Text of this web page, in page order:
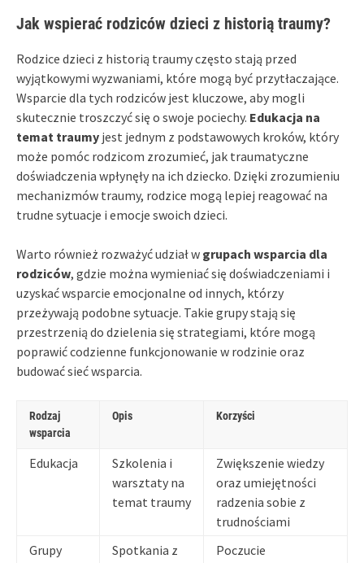
Jak wspierać rodziców dzieci z historią traumy?
Rodzice dzieci z historią traumy często stają przed
wyjątkowymi wyzwaniami, które mogą być przytłaczające.
Wsparcie dla tych rodziców jest kluczowe, aby mogli
skutecznie troszczyć się o swoje pociechy. Edukacja na
temat traumy jest jednym z podstawowych kroków, który
może pomóc rodzicom zrozumieć, jak traumatyczne
doświadczenia wpłynęły na ich dziecko. Dzięki zrozumieniu
mechanizmów traumy, rodzice mogą lepiej reagować na
trudne sytuacje i emocje swoich dzieci.
Warto również rozważyć udział w grupach wsparcia dla
rodziców, gdzie można wymieniać się doświadczeniami i
uzyskać wsparcie emocjonalne od innych, którzy
przeżywają podobne sytuacje. Takie grupy stają się
przestrzenią do dzielenia się strategiami, które mogą
poprawić codzienne funkcjonowanie w rodzinie oraz
budować sieć wsparcia.
Rodzaj
wsparcia
Opis Korzyści
Edukacja
Szkolenia i
warsztaty na
temat traumy
Zwiększenie wiedzy
oraz umiejętności
radzenia sobie z
trudnościami
Grupy
Spotkania z
Poczucie